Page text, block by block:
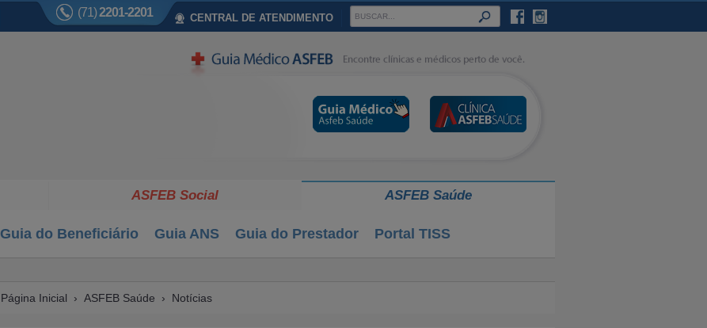
(71)2201-2201 CENTRAL DE ATENDIMENTO
ASFEB Social ASFEB Saúde
Guia do Beneficiário Guia ANS Guia do Prestador Portal TISS
Página Inicial › ASFEB Saúde › Notícias